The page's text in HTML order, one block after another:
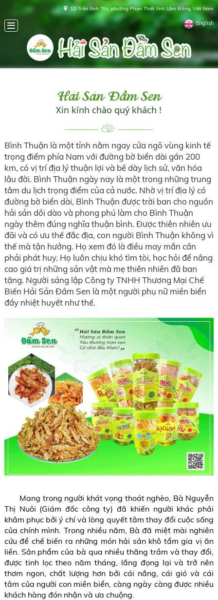
1D Trần Anh Tôn, phường Phan Thiết tỉnh Lâm Đồng, Việt Nam
English
Hải Sản Đầm Sen
Xin kính chào quý khách !
Bình Thuận là một tỉnh nằm ngay cửa ngõ vùng kinh tế
trọng điểm phía Nam với đường bờ biển dài gần 200
km, có vị trí địa lý thuận lợi và bề dày lịch sử, văn hóa
lâu đời. Bình Thuận ngày nay là một trong những trung
tâm du lịch trọng điểm của cả nước. Nhờ vị trí địa lý có
đường bờ biển dài, Bình Thuận được trời ban cho nguồn
hải sản dồi dào và phong phú làm cho Bình Thuận
ngày thêm đúng nghĩa thuận bình. Được thiên nhiên ưu
đãi và có ưu thế đắc địa, con người Bình Thuận không vì
thế mà tận hưởng. Họ xem đó là điều may mắn cần
phải phát huy. Họ luôn chịu khó tìm tòi, học hỏi để nâng
cao giá trị những sản vật mà mẹ thiên nhiên đã ban
tặng. Người sáng lập Công ty TNHH Thương Mại Chế
Biến Hải Sản Đầm Sen là một người phụ nữ miền biển
đầy nhiệt huyết như thế.
Mang trong người khát vọng thoát nghèo, Bà Nguyễn
Thị Nuôi (Giám đốc công ty) đã khiến người khác phải
khâm phục bởi ý chí và lòng quyết tâm thay đổi cuộc sống
của chính mình. Trong nhiều năm, Bà đã miệt mài nghiên
cứu để chế biến ra những món hải sản khô tẩm gia vị ăn
liền. Sản phẩm của bà qua nhiều thăng trầm và thay đổi,
được tinh lọc theo năm tháng, lắng đọng lại và trở nên
thơm ngon, chất lượng hơn bởi cái nắng, cái gió và cái
tâm của người con miền biển, càng ngày càng được nhiều
khách hàng đón nhận và ưa chuộng.